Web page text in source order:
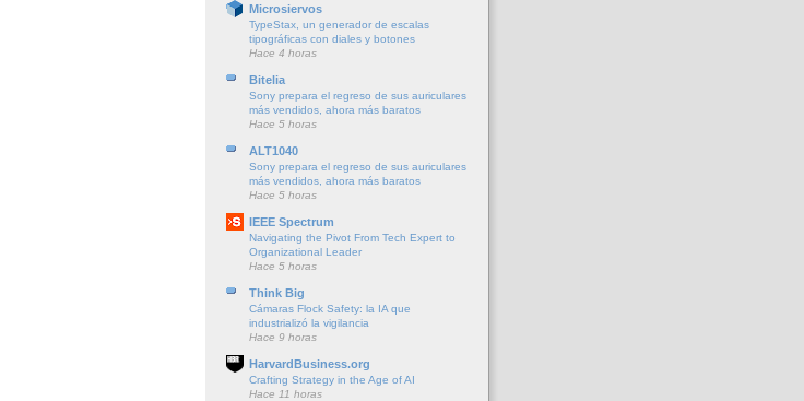
Microsiervos
TypeStax, un generador de escalas
tipográficas con diales y botones
Hace 4 horas
Bitelia
Sony prepara el regreso de sus auriculares
más vendidos, ahora más baratos
Hace 5 horas
ALT1040
Sony prepara el regreso de sus auriculares
más vendidos, ahora más baratos
Hace 5 horas
IEEE Spectrum
Navigating the Pivot From Tech Expert to
Organizational Leader
Hace 5 horas
Think Big
Cámaras Flock Safety: la IA que
industrializó la vigilancia
Hace 9 horas
HarvardBusiness.org
Crafting Strategy in the Age of AI
Hace 11 horas